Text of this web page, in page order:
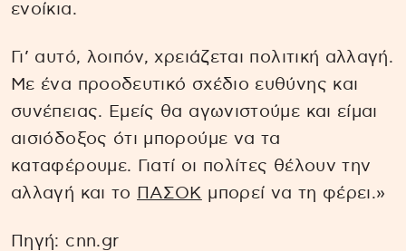
ενοίκια.
Γι’ αυτό, λοιπόν, χρειάζεται πολιτική αλλαγή.
Με ένα προοδευτικό σχέδιο ευθύνης και
συνέπειας. Εμείς θα αγωνιστούμε και είμαι
αισιόδοξος ότι μπορούμε να τα
καταφέρουμε. Γιατί οι πολίτες θέλουν την
αλλαγή και το ΠΑΣΟΚ μπορεί να τη φέρει.»
Πηγή: cnn.gr